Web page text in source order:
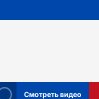
Смотреть видео